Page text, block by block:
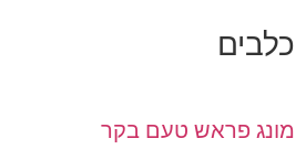
כלבים
מונג פראש טעם בקר